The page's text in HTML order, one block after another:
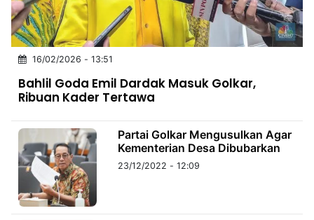
INDONESIA
Partner
Insight
Suara
Lens
Daily
Jalan
Idealita
Kita
Dinamikapost.com
Radar
Seedbacklink
Follow
Kabarbaru
16/02/2026 - 13:51
Bahlil Goda Emil Dardak Masuk Golkar,
Ribuan Kader Tertawa
Partai Golkar Mengusulkan Agar
Kementerian Desa Dibubarkan
23/12/2022 - 12:09